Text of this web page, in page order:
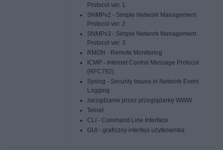
Protocol ver. 1
SNMPv2 - Simple Network Management
Protocol ver. 2
SNMPv3 - Simple Network Management
Protocol ver. 3
RMON - Remote Monitoring
ICMP - Internet Control Message Protocol
(RFC792)
Syslog - Security Issues in Network Event
Logging
zarządzanie przez przeglądarkę WWW
Telnet
CLI - Command Line Interface
GUI - graficzny interfejs użytkownika